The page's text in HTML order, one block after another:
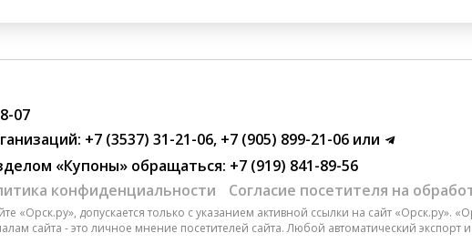
07
: +7 (3537) 31-21-06, +7 (905) 899-21-06 или
«Купоны» обращаться: +7 (919) 841-89-56
конфиденциальности Согласие посетителя на
«Орск.ру», допускается только с указанием активной ссылки на сайт «Орск.ру».
сайта - это личное мнение посетителей сайта. Любой автоматический